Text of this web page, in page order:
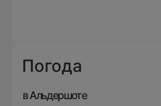
Погода
в Альдершоте